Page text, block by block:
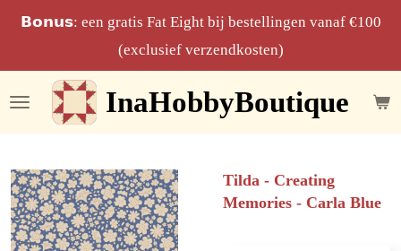
Ga
de
hoofdinhoud
InaHobbyBoutique
𝗕𝗼𝗻𝘂𝘀: een gratis Fat Eight bij bestellingen vanaf €100
(exclusief verzendkosten)
Tilda - Creating
Memories - Carla Blue